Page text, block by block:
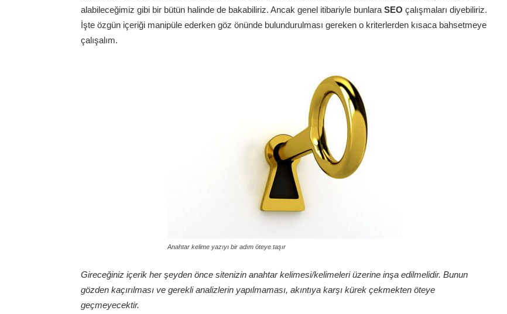
alabileceğimiz gibi bir bütün halinde de bakabiliriz. Ancak genel itibariyle bunlara SEO çalışmaları diyebiliriz.
İşte özgün içeriği manipüle ederken göz önünde bulundurulması gereken o kriterlerden kısaca bahsetmeye
çalışalım.
Anahtar kelime yazıyı bir adım öteye taşır
Gireceğiniz içerik her şeyden önce sitenizin anahtar kelimesi/kelimeleri üzerine inşa edilmelidir. Bunun
gözden kaçırılması ve gerekli analizlerin yapılmaması, akıntıya karşı kürek çekmekten öteye
geçmeyecektir.